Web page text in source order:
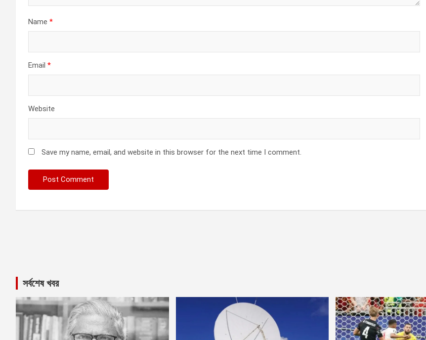
Name *
Email *
Website
Save my name, email, and website in this browser for the next time I comment.
সর্বশেষ খবর